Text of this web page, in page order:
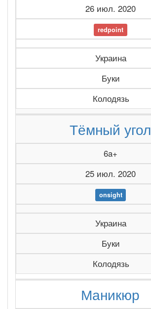
26 июл. 2020
redpoint
Украина
Буки
Колодязь
Тёмный угол
6a+
25 июл. 2020
onsight
Украина
Буки
Колодязь
Маникюр